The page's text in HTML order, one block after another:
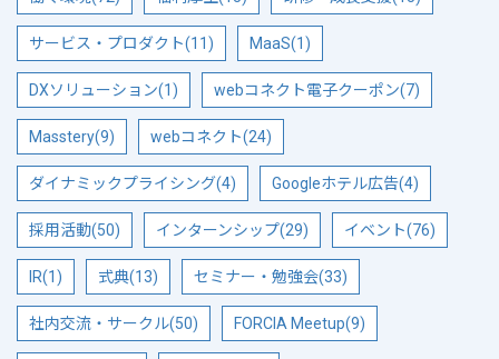
サービス・プロダクト(11) MaaS(1)
DXソリューション(1) webコネクト電子クーポン(7)
Masstery(9) webコネクト(24)
ダイナミックプライシング(4) Googleホテル広告(4)
採用活動(50) インターンシップ(29) イベント(76)
IR(1) 式典(13) セミナー・勉強会(33)
社内交流・サークル(50) FORCIA Meetup(9)